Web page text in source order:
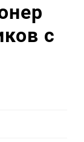
с